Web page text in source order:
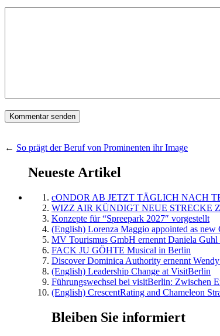
← So prägt der Beruf von Prominenten ihr Image
Neueste Artikel
cONDOR AB JETZT TÄGLICH NACH
WIZZ AIR KÜNDIGT NEUE STRECKE
Konzepte für “Spreepark 2027″ vorgestellt
(English) Lorenza Maggio appointed as
MV Tourismus GmbH ernennt Daniela
FACK JU GÖHTE Musical in Berlin
Discover Dominica Authority ernennt
(English) Leadership Change at VisitBerlin
Führungswechsel bei visitBerlin: Zwischen
(English) CrescentRating and Chameleon
Bleiben Sie informiert